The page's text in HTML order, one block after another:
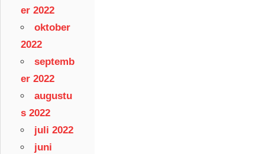
er 2022
oktober
2022
septemb
er 2022
augustu
s 2022
juli 2022
juni